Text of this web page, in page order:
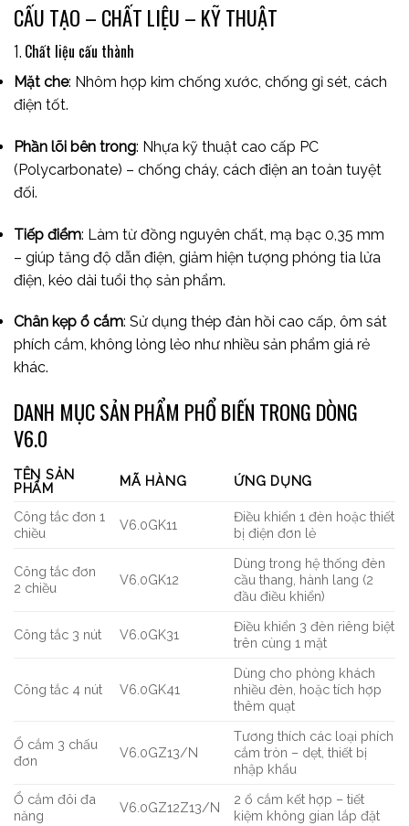
CẤU TẠO – CHẤT LIỆU – KỸ THUẬT
1. Chất liệu cấu thành
Mặt che: Nhôm hợp kim chống xước, chống gỉ sét, cách
điện tốt.
Phần lõi bên trong: Nhựa kỹ thuật cao cấp PC
(Polycarbonate) – chống cháy, cách điện an toàn tuyệt
đối.
Tiếp điểm: Làm từ đồng nguyên chất, mạ bạc 0,35 mm
– giúp tăng độ dẫn điện, giảm hiện tượng phóng tia lửa
điện, kéo dài tuổi thọ sản phẩm.
Chân kẹp ổ cắm: Sử dụng thép đàn hồi cao cấp, ôm sát
phích cắm, không lỏng lẻo như nhiều sản phẩm giá rẻ
khác.
DANH MỤC SẢN PHẨM PHỔ BIẾN TRONG DÒNG
V6.0
TÊN SẢN
PHẨM
MÃ HÀNG ỨNG DỤNG
Công tắc đơn 1
chiều
V6.0GK11
Điều khiển 1 đèn hoặc thiết
bị điện đơn lẻ
Công tắc đơn
2 chiều
V6.0GK12
Dùng trong hệ thống đèn
cầu thang, hành lang (2
đầu điều khiển)
Công tắc 3 nút V6.0GK31
Điều khiển 3 đèn riêng biệt
trên cùng 1 mặt
Công tắc 4 nút V6.0GK41
Dùng cho phòng khách
nhiều đèn, hoặc tích hợp
thêm quạt
Ổ cắm 3 chấu
đơn
V6.0GZ13/N
Tương thích các loại phích
cắm tròn – dẹt, thiết bị
nhập khẩu
Ổ cắm đôi đa
năng
V6.0GZ12Z13/N
2 ổ cắm kết hợp – tiết
kiệm không gian lắp đặt